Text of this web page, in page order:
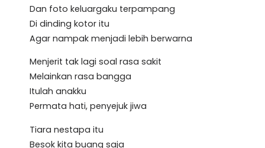
Dan foto keluargaku terpampang
Di dinding kotor itu
Agar nampak menjadi lebih berwarna
Menjerit tak lagi soal rasa sakit
Melainkan rasa bangga
Itulah anakku
Permata hati, penyejuk jiwa
Tiara nestapa itu
Besok kita buang saja